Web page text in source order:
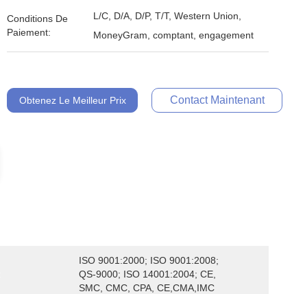
Conditions De
Paiement:
L/C, D/A, D/P, T/T, Western Union,
MoneyGram, comptant, engagement
Obtenez Le Meilleur Prix Contact Maintenant
ISO 9001:2000; ISO 9001:2008;
QS-9000; ISO 14001:2004; CE,
SMC, CMC, CPA, CE,CMA,IMC